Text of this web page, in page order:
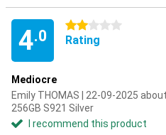
4.0
2 stars
Rating
Mediocre
Emily THOMAS | 22-09-2025
256GB S921 Silver
I recommend this product